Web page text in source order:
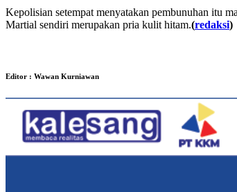
Kepolisian setempat menyatakan pembunuhan itu
Martial sendiri merupakan pria kulit hitam.(redaksi)
Editor : Wawan Kurniawan